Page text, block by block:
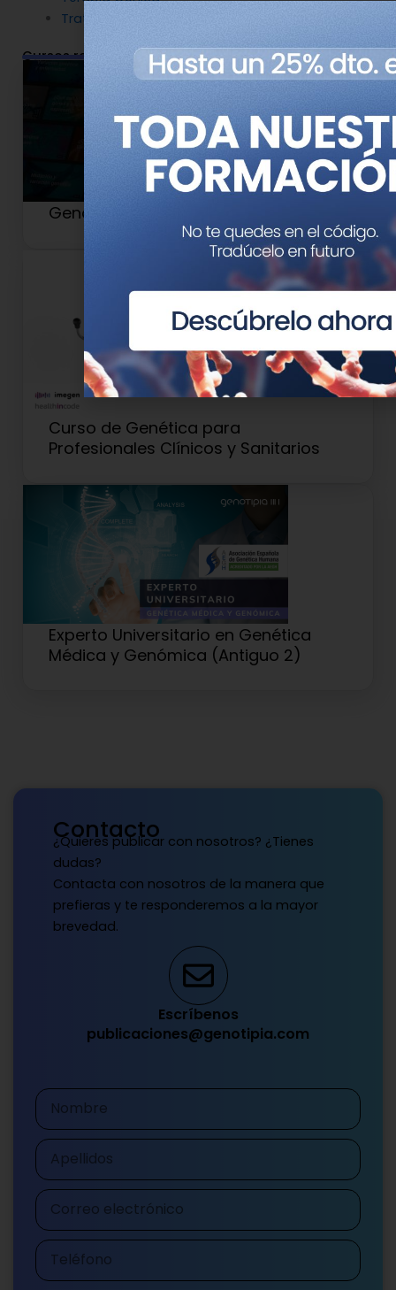
Tratamientos
Cursos relacionados
Genotipia TV
Curso de Genética para
Profesionales Clínicos y Sanitarios
Experto Universitario en Genética
Médica y Genómica (Antiguo 2)
Contacto
¿Quieres publicar con nosotros? ¿Tienes
dudas?
Contacta con nosotros de la manera que
prefieras y te responderemos a la mayor
brevedad.
Escríbenos
publicaciones@genotipia.com
Nombre
Apellidos
Correo
electrónico
Teléfono